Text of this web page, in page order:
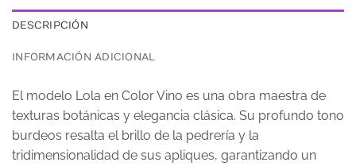
DESCRIPCIÓN
INFORMACIÓN ADICIONAL
El modelo Lola en Color Vino es una obra maestra de
texturas botánicas y elegancia clásica. Su profundo tono
burdeos resalta el brillo de la pedrería y la
tridimensionalidad de sus apliques, garantizando un